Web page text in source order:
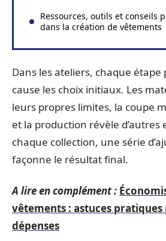
Ressources, outils et conseils
dans la création de vêtements
Dans les ateliers, chaque
cause les choix initiaux. Les
leurs propres limites, la coupe
et la production révèle d’autres
chaque collection, une série
façonne le résultat final.
A lire en complément :
vêtements : astuces
dépenses